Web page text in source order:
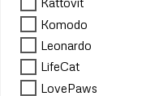
Kattovit
Komodo
Leonardo
LifeCat
LovePaws